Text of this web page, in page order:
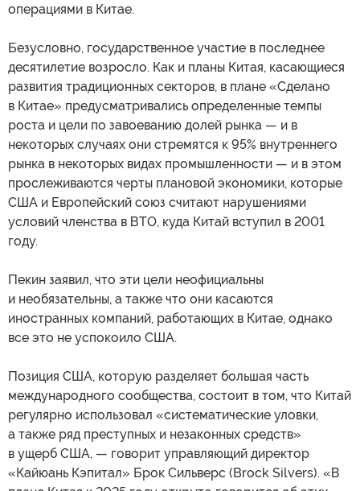
операциями в Китае.
Безусловно, государственное участие в последнее
десятилетие возросло. Как и планы Китая, касающиеся
развития традиционных секторов, в плане «Сделано
в Китае» предусматривались определенные темпы
роста и цели по завоеванию долей рынка — и в
некоторых случаях они стремятся к 95% внутреннего
рынка в некоторых видах промышленности — и в этом
прослеживаются черты плановой экономики, которые
США и Европейский союз считают нарушениями
условий членства в ВТО, куда Китай вступил в 2001
году.
Пекин заявил, что эти цели неофициальны
и необязательны, а также что они касаются
иностранных компаний, работающих в Китае, однако
все это не успокоило США.
Позиция США, которую разделяет большая часть
международного сообщества, состоит в том, что Китай
регулярно использовал «систематические уловки,
а также ряд преступных и незаконных средств»
в ущерб США, — говорит управляющий директор
«Кайюань Кэпитал» Брок Сильверс (Brock Silvers). «В